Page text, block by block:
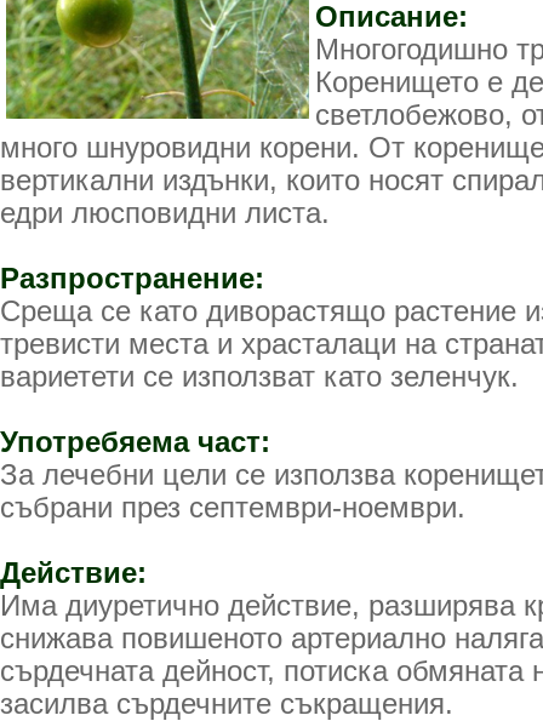
Описание:
Многогодишно
Коренището е
светлобежово,
много шнуровидни корени. От
вертикални издънки, които носят
едри люсповидни листа.
Разпространение:
Среща се като диворастящо растение
тревисти места и храсталаци на
вариетети се използват като зеленчук.
Употребяема част:
За лечебни цели се използва
събрани през септември-ноември.
Действие:
Има диуретично действие, разширява
снижава повишеното артериално
сърдечната дейност, потиска обмяната
засилва сърдечните съкращения.